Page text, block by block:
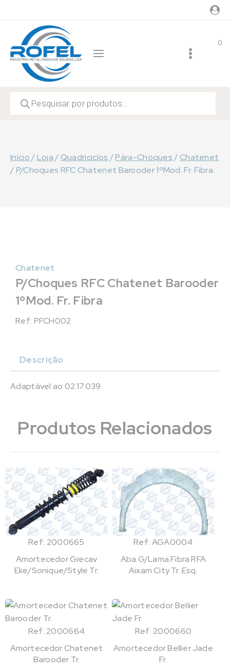
to
content
0
search
Início/Loja /Quadriciclos /Pára-Choques /Chatenet
/P/Choques RFC Chatenet Barooder 1ºMod. Fr. Fibra
Chatenet
P/Choques RFC Chatenet Barooder
1ºMod. Fr. Fibra
Ref: PFCH002
Descrição
Adaptável ao 02.17.039
Produtos Relacionados
Ref: 2000665
Amortecedor Grecav
Eke/Sonique/Style Tr.
Ref: AGA0004
Aba G/Lama Fibra RFA
Aixam City Tr. Esq.
Ref: 2000664
Amortecedor Chatenet
Barooder Tr.
Ref: 2000660
Amortecedor Bellier Jade
Fr.